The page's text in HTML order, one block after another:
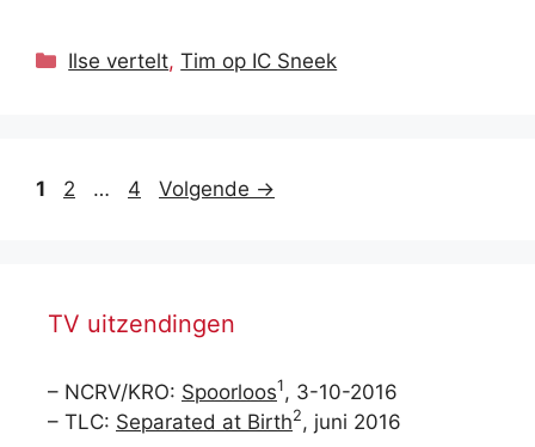
Categorieën
Ilse vertelt,Tim op IC Sneek
Pagina
1 Pagina
2 … Pagina
4 Volgende →
TV uitzendingen
– NCRV/KRO: Spoorloos1, 3-10-2016
– TLC: Separated at Birth2, juni 2016